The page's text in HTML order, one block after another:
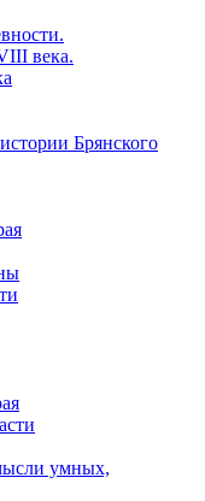
века.
Брянского
умных,